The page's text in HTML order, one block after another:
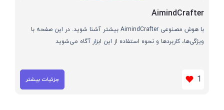
AimindCrafter
با هوش مصنوعی AimindCrafter بیشتر آشنا شوید. در این صفحه با
ویژگی‌ها، کاربردها و نحوه استفاده از این ابزار آگاه می‌شوید
1 جزئیات بیشتر